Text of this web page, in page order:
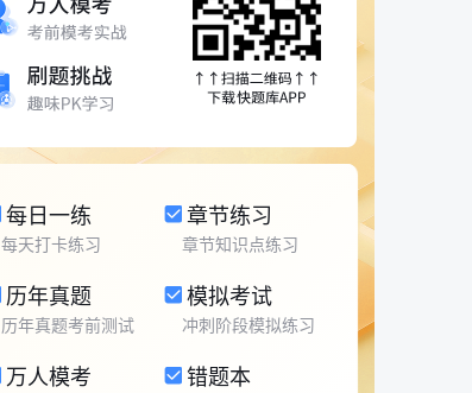
每日一练
每天打卡练习
章节练习
章节知识点练习
历年真题
历年真题考前测试
模拟考试
冲刺阶段模拟练习
万人模考 错题本